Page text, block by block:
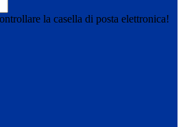
la casella di posta elettronica!